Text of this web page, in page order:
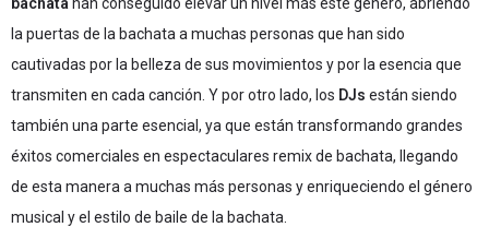
la puertas de la bachata a muchas personas que han sido
cautivadas por la belleza de sus movimientos y por la esencia que
transmiten en cada canción. Y por otro lado, los DJs están siendo
también una parte esencial, ya que están transformando grandes
éxitos comerciales en espectaculares remix de bachata, llegando
de esta manera a muchas más personas y enriqueciendo el género
musical y el estilo de baile de la bachata.